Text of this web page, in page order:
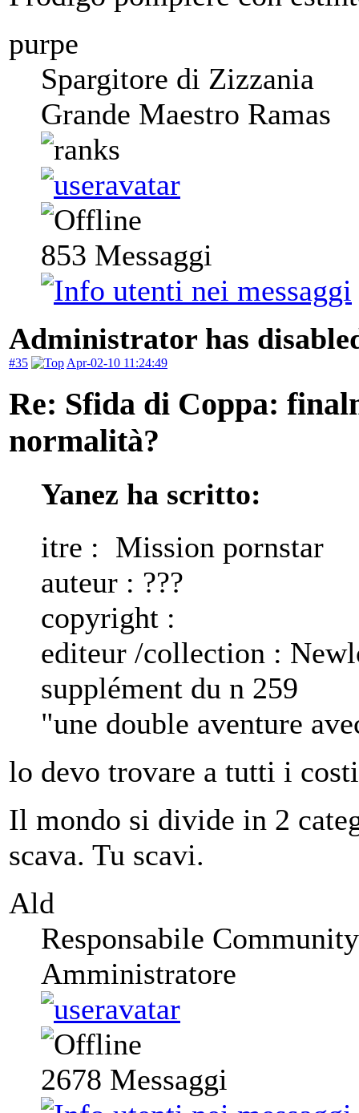
purpe
Spargitore di Zizzania
Grande Maestro Ramas
853 Messaggi
Administrator has
#35 Apr-02-10 11:24:49
Re: Sfida di Coppa:
normalità?
Yanez ha scritto:
itre : Mission pornstar
auteur : ???
copyright :
editeur /collection :
supplément du n 259
"une double aventure
lo devo trovare a tutti i
Il mondo si divide in 2
scava. Tu scavi.
Ald
Responsabile Community
Amministratore
2678 Messaggi